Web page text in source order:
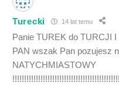
Turecki 14 lat temu
Panie TUREK do TURCJI
PAN wszak Pan pozujesz
NATYCHMIASTOWY